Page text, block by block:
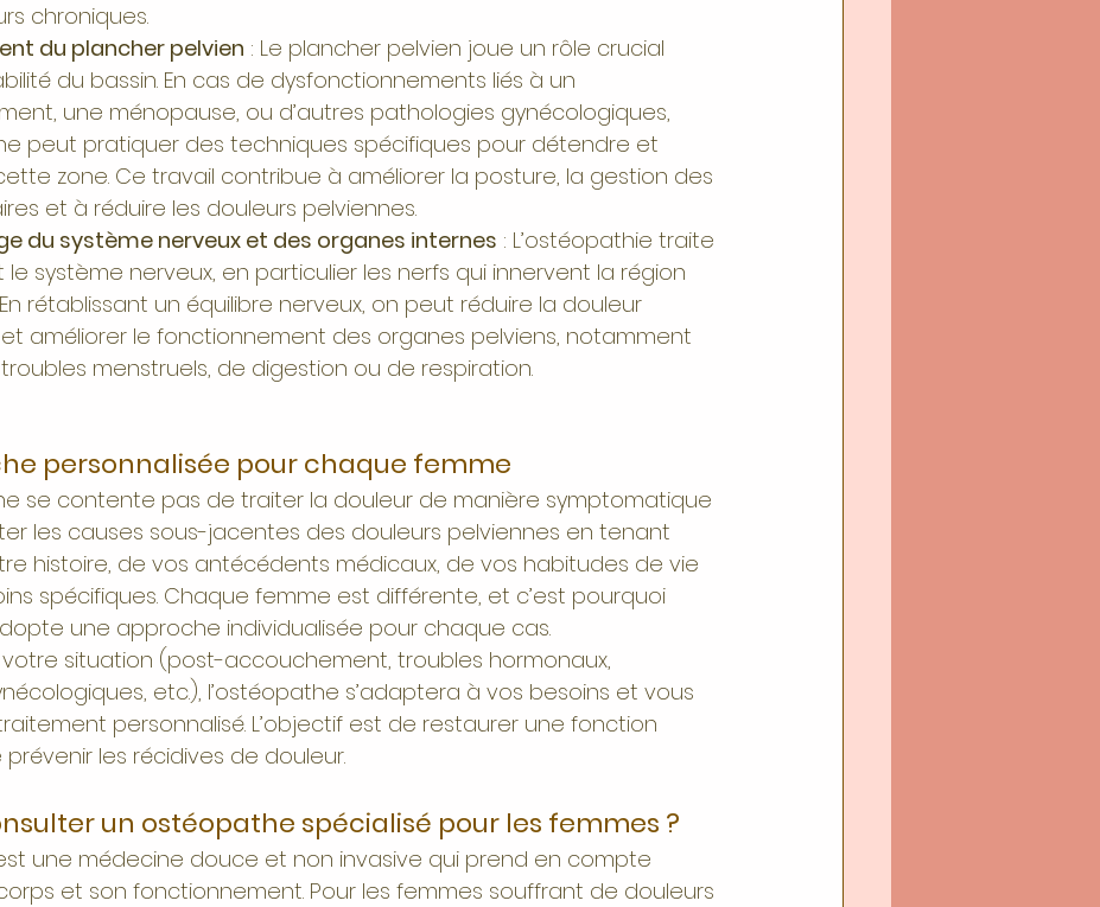
chroniques.
du plancher pelvien : Le plancher pelvien joue un rôle crucial
du bassin. En cas de dysfonctionnements liés à un
une ménopause, ou d’autres pathologies gynécologiques,
peut pratiquer des techniques spécifiques pour détendre et
zone. Ce travail contribue à améliorer la posture, la gestion des
et à réduire les douleurs pelviennes.
du système nerveux et des organes internes : L’ostéopathie traite
système nerveux, en particulier les nerfs qui innervent la région
rétablissant un équilibre nerveux, on peut réduire la douleur
améliorer le fonctionnement des organes pelviens, notamment
menstruels, de digestion ou de respiration.
personnalisée pour chaque femme
se contente pas de traiter la douleur de manière symptomatique
les causes sous-jacentes des douleurs pelviennes en tenant
histoire, de vos antécédents médicaux, de vos habitudes de vie
spécifiques. Chaque femme est différente, et c’est pourquoi
une approche individualisée pour chaque cas.
situation (post-accouchement, troubles hormonaux,
etc.), l’ostéopathe s’adaptera à vos besoins et vous
personnalisé. L’objectif est de restaurer une fonction
les récidives de douleur.
un ostéopathe spécialisé pour les femmes ?
une médecine douce et non invasive qui prend en compte
et son fonctionnement. Pour les femmes souffrant de douleurs